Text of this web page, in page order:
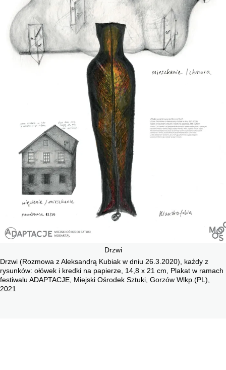
Drzwi
Drzwi (Rozmowa z Aleksandrą Kubiak w dniu 26.3.2020), każdy z
rysunków: ołówek i kredki na papierze, 14,8 x 21 cm, Plakat w ramach
festiwalu ADAPTACJE, Miejski Ośrodek Sztuki, Gorzów Wlkp.(PL),
2021